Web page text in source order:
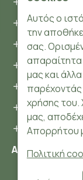
Προσωπικά
Ασφάλεια
Τρόποι
Τρόποι
Cookies
Αριθμός ΓΕΜΗ:
Αυτός ο
την
σας.
απαραίτητα
μας και
παρέχοντάς
χρήσης
μας,
Απορρήτου
Πολιτική